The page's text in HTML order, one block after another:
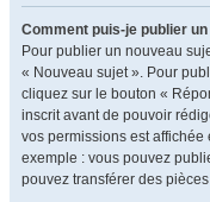
Comment puis-je publier
Pour publier un nouveau
« Nouveau sujet ». Pour
cliquez sur le bouton «
inscrit avant de pouvoir
vos permissions est affichée
exemple : vous pouvez
pouvez transférer des